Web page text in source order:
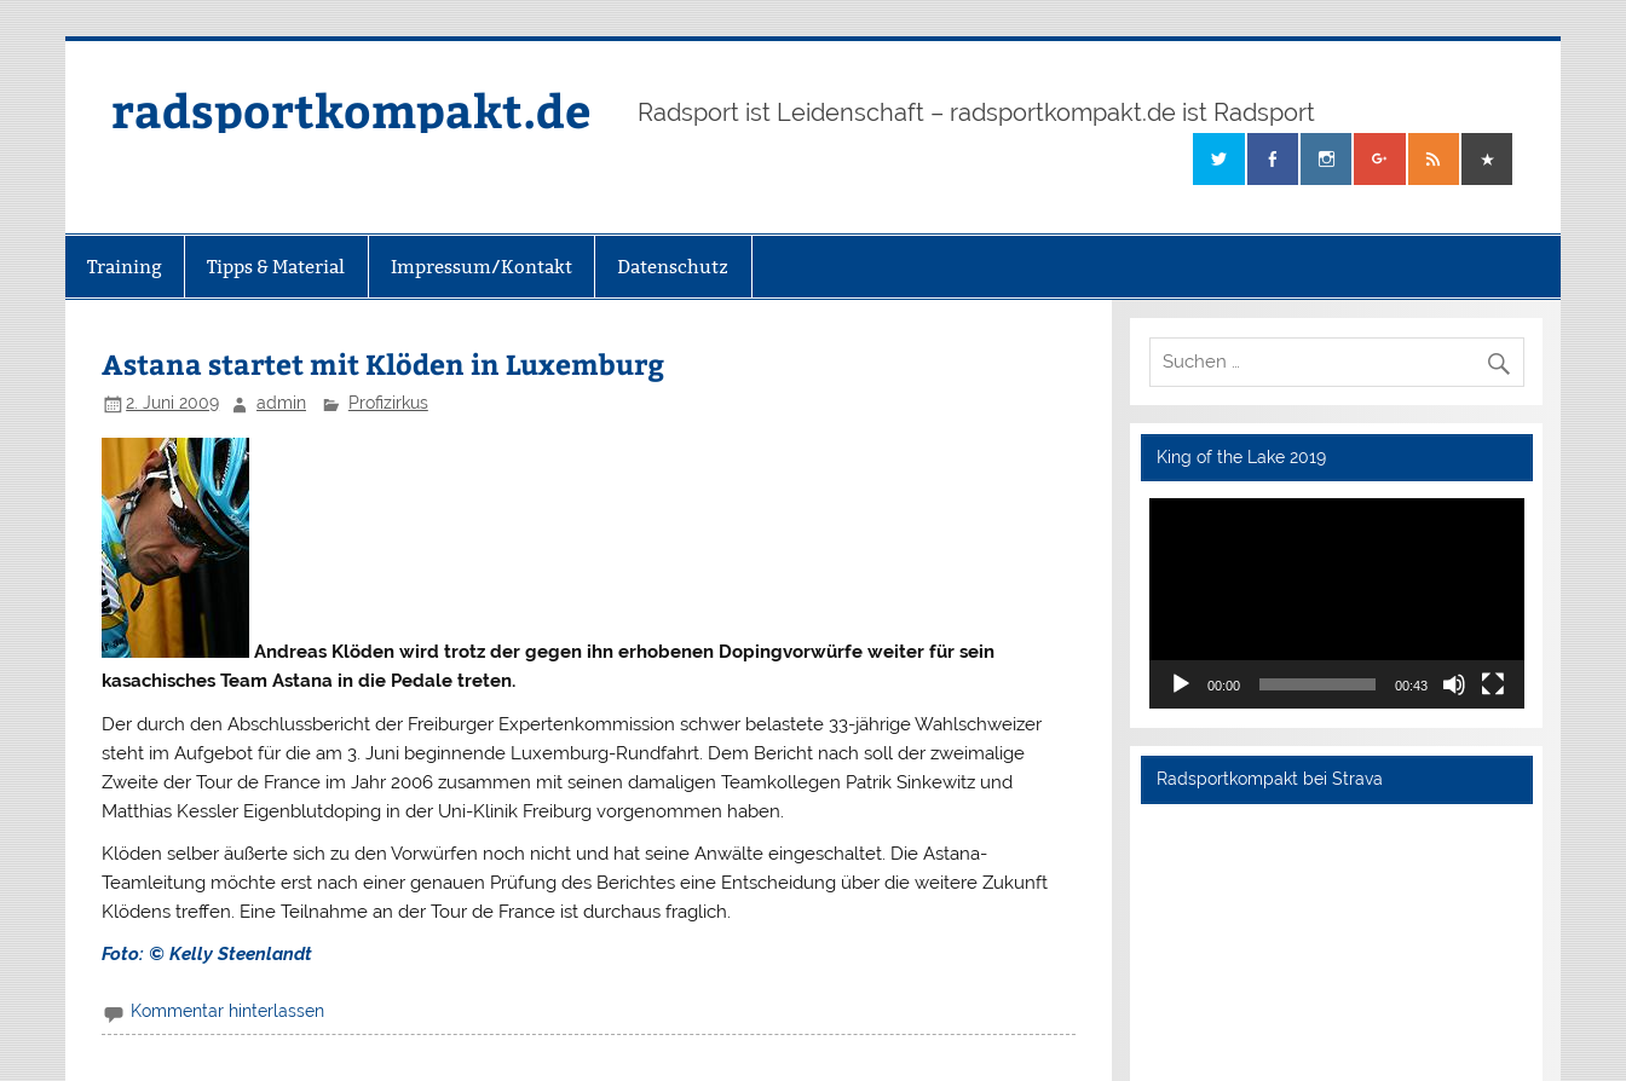
radsportkompakt.de Radsport ist Leidenschaft – radsportkompakt.de ist Radsport
Training Tipps & Material Impressum/Kontakt Datenschutz
Astana startet mit Klöden in Luxemburg
2. Juni 2009 admin Profizirkus
Andreas Klöden wird trotz der gegen ihn erhobenen Dopingvorwürfe weiter für sein
kasachisches Team Astana in die Pedale treten.
Der durch den Abschlussbericht der Freiburger Expertenkommission schwer belastete 33-jährige Wahlschweizer
steht im Aufgebot für die am 3. Juni beginnende Luxemburg-Rundfahrt. Dem Bericht nach soll derzweimalige
Zweite der Tour de France im Jahr 2006 zusammen mit seinen damaligen Teamkollegen Patrik Sinkewitz und
Matthias Kessler Eigenblutdoping in der Uni-Klinik Freiburg vorgenommen haben.
Klöden selber äußerte sich zu den Vorwürfen noch nicht und hat seine Anwälte eingeschaltet. Die Astana-
Teamleitung möchte erst nach einer genauen Prüfung des Berichtes eine Entscheidung über die weitere Zukunft
Klödens treffen. Eine Teilnahme an der Tour de France ist durchaus fraglich.
Foto: © Kelly Steenlandt
Kommentar hinterlassen
King of the Lake 2019
Video-
00:00 00:43
Radsportkompakt bei Strava